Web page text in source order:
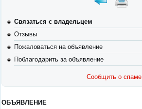
Связаться с владельцем
Отзывы
Пожаловаться на объявление
Поблагодарить за объявление
Сообщить о спаме
ОБЪЯВЛЕНИЕ